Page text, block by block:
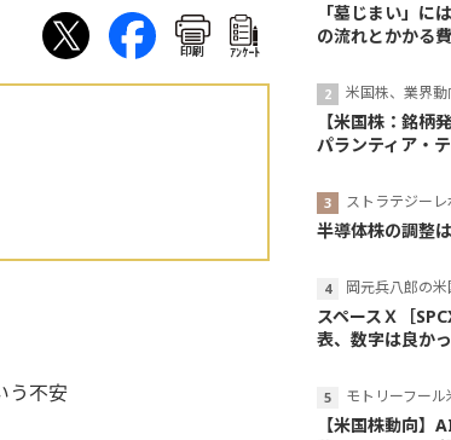
印刷 ｱﾝｹｰﾄ
う不安
「墓じまい」に
の流れとかかる
米国株、業界
【米国株：銘柄
パランティア・
ストラテジーレ
半導体株の調整
岡元兵八郎の
スペースＸ［
表、数字は良か
モトリーフー
【米国株動向】